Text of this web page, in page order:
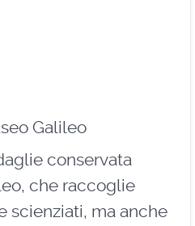
Galileo
conservata
che raccoglie
scienziati, ma anche